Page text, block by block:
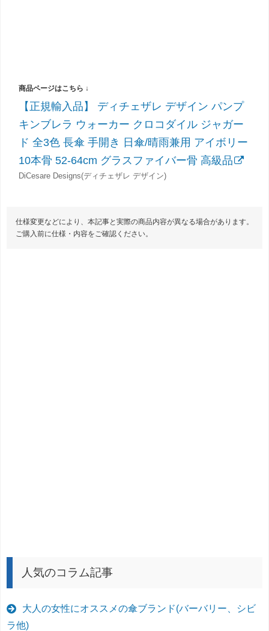
【正規輸入品】 ディチェザレ デザイン パンプ
キンブレラ ウォーカー クロコダイル ジャガー
ド 全3色 長傘 手開き 日傘/晴雨兼用 アイボリー
10本骨 52-64cm グラスファイバー骨 高級品
DiCesare Designs(ディチェザレ デザイン)
仕様変更などにより、本記事と実際の商品内容が異なる場合があります。
ご購入前に仕様・内容をご確認ください。
人気のコラム記事
大人の女性にオススメの傘ブランド(バーバリー、シビ
ラ他)